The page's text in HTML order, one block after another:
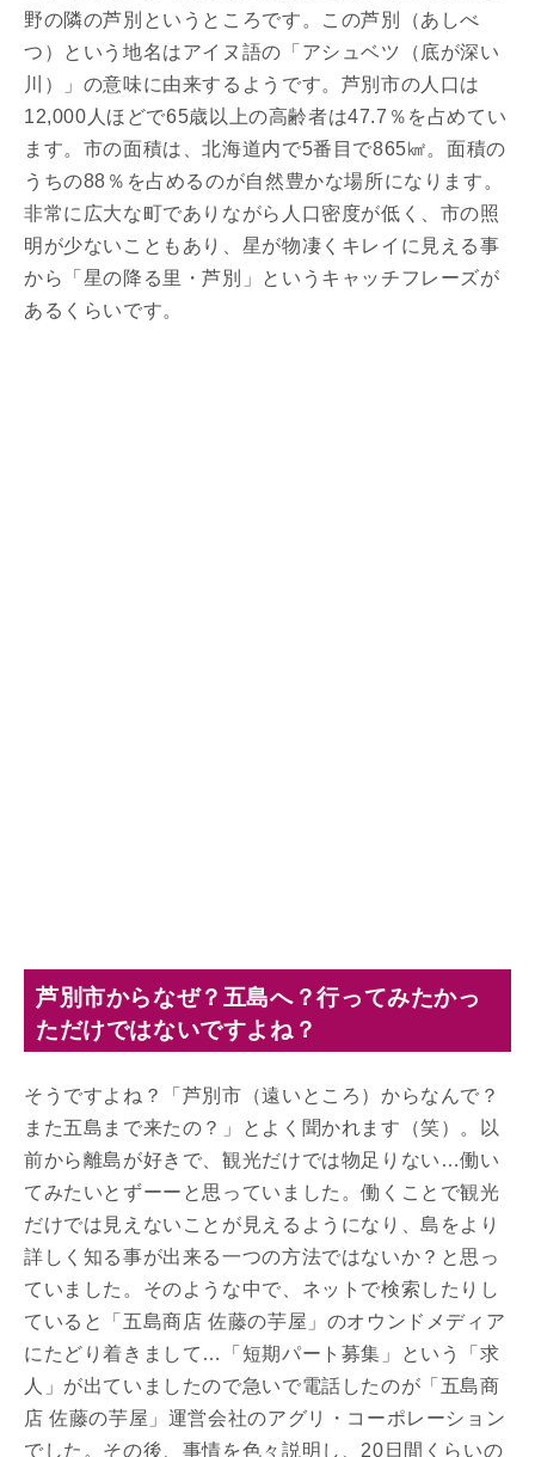
野の隣の芦別というところです。この芦別（あしべ
つ）という地名はアイヌ語の「アシュベツ（底が深い
川）」の意味に由来するようです。芦別市の人口は
12,000人ほどで65歳以上の高齢者は47.7％を占めてい
ます。市の面積は、北海道内で5番目で865㎢。面積の
うちの88％を占めるのが自然豊かな場所になります。
非常に広大な町でありながら人口密度が低く、市の照
明が少ないこともあり、星が物凄くキレイに見える事
から「星の降る里・芦別」というキャッチフレーズが
あるくらいです。
芦別市からなぜ？五島へ？行ってみたかっ
ただけではないですよね？
そうですよね？「芦別市（遠いところ）からなんで？
また五島まで来たの？」とよく聞かれます（笑）。以
前から離島が好きで、観光だけでは物足りない…働い
てみたいとずーーと思っていました。働くことで観光
だけでは見えないことが見えるようになり、島をより
詳しく知る事が出来る一つの方法ではないか？と思っ
ていました。そのような中で、ネットで検索したりし
ていると「五島商店 佐藤の芋屋」のオウンドメディア
にたどり着きまして…「短期パート募集」という「求
人」が出ていましたので急いで電話したのが「五島商
店 佐藤の芋屋」運営会社のアグリ・コーポレーション
でした。その後、事情を色々説明し、20日間くらいの